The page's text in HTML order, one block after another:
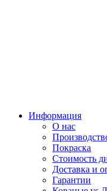
Информация
О нас
Покраска
Стоимость
Доставка и
Гарантии